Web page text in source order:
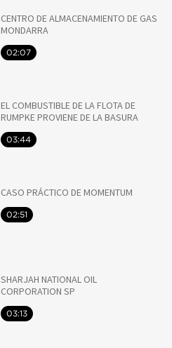
CENTRO DE ALMACENAMIENTO DE GAS
MONDARRA
02:07
EL COMBUSTIBLE DE LA FLOTA DE
RUMPKE PROVIENE DE LA BASURA
03:44
CASO PRÁCTICO DE MOMENTUM
02:51
SHARJAH NATIONAL OIL
CORPORATION SP
03:13